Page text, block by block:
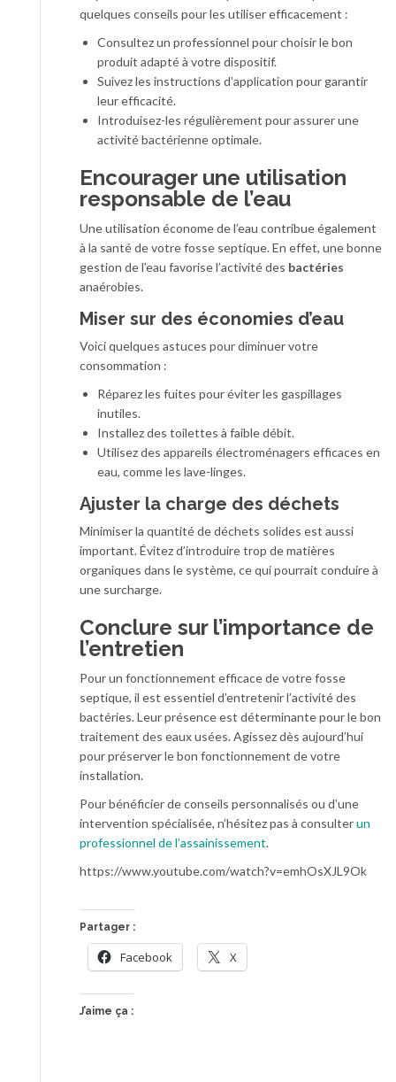
quelques conseils pour les utiliser efficacement :
Consultez un professionnel pour choisir le bon
produit adapté à votre dispositif.
Suivez les instructions d’application pour garantir
leur efficacité.
Introduisez-les régulièrement pour assurer une
activité bactérienne optimale.
Encourager une utilisation
responsable de l’eau
Une utilisation économe de l’eau contribue également
à la santé de votre fosse septique. En effet, une bonne
gestion de l’eau favorise l’activité des bactéries
anaérobies.
Miser sur des économies d’eau
Voici quelques astuces pour diminuer votre
consommation :
Réparez les fuites pour éviter les gaspillages
inutiles.
Installez des toilettes à faible débit.
Utilisez des appareils électroménagers efficaces en
eau, comme les lave-linges.
Ajuster la charge des déchets
Minimiser la quantité de déchets solides est aussi
important. Évitez d’introduire trop de matières
organiques dans le système, ce qui pourrait conduire à
une surcharge.
Conclure sur l’importance de
l’entretien
Pour un fonctionnement efficace de votre fosse
septique, il est essentiel d’entretenir l’activité des
bactéries. Leur présence est déterminante pour le bon
traitement des eaux usées. Agissez dès aujourd’hui
pour préserver le bon fonctionnement de votre
installation.
Pour bénéficier de conseils personnalisés ou d’une
intervention spécialisée, n’hésitez pas à consulterun
professionnel de l’assainissement.
https://www.youtube.com/watch?v=emhOsXJL9Ok
Partager :
Facebook X
J’aime ça :